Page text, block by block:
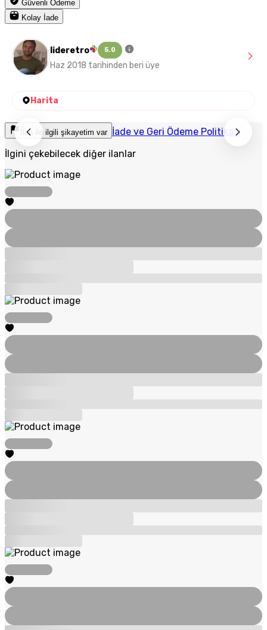
Güvenli Ödeme
Kolay İade
lideretro 5.0
Haz 2018 tarihinden beri üye
Harita
İlan ile ilgili şikayetim var İade ve Geri Ödeme Politikası
İlgini çekebilecek diğer ilanlar